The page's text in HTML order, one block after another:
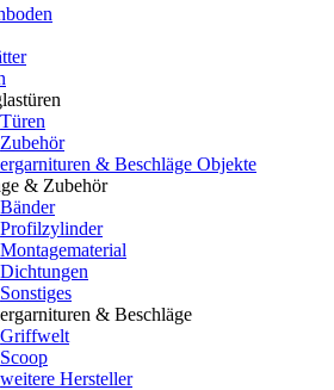
Türen
Zubehör
& Beschläge Objekte
& Zubehör
Bänder
Profilzylinder
Montagematerial
Dichtungen
Sonstiges
& Beschläge
Griffwelt
Scoop
weitere Hersteller